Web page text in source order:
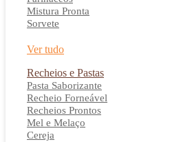
Mistura Pronta
Sorvete
Ver tudo
Recheios e Pastas
Pasta Saborizante
Recheio Forneável
Recheios Prontos
Mel e Melaço
Cereja